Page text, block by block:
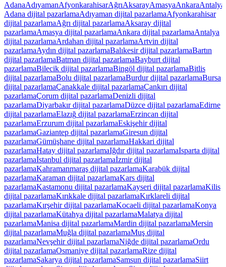
AdanaAdıyamanAfyonkarahisarAğrıAksarayAmasyaAnkaraAntalya
Adana dijital pazarlamaAdıyaman dijital pazarlamaAfyonkarahisar
dijital pazarlamaAğrı dijital pazarlamaAksaray dijital
pazarlamaAmasya dijital pazarlamaAnkara dijital pazarlamaAntalya
dijital pazarlamaArdahan dijital pazarlamaArtvin dijital
pazarlamaAydın dijital pazarlamaBalıkesirdijital pazarlamaBartın
dijital pazarlamaBatman dijital pazarlamaBayburtdijital
pazarlamaBilecik dijital pazarlamaBingöl dijital pazarlamaBitlis
dijital pazarlamaBolu dijital pazarlamaBurdurdijital pazarlamaBursa
dijital pazarlamaÇanakkale dijital pazarlamaÇankırı dijital
pazarlamaÇorum dijital pazarlamaDenizli dijital
pazarlamaDiyarbakırdijital pazarlamaDüzce dijital pazarlamaEdirne
dijital pazarlamaElazığ dijital pazarlamaErzincan dijital
pazarlamaErzurum dijital pazarlamaEskişehirdijital
pazarlamaGaziantep dijital pazarlamaGiresun dijital
pazarlamaGümüşhane dijital pazarlamaHakkari dijital
pazarlamaHatay dijital pazarlamaIğdırdijital pazarlamaIsparta dijital
pazarlamaİstanbul dijital pazarlamaİzmirdijital
pazarlamaKahramanmaraş dijital pazarlamaKarabük dijital
pazarlamaKaraman dijital pazarlamaKars dijital
pazarlamaKastamonu dijital pazarlamaKayseri dijital pazarlamaKilis
dijital pazarlamaKırıkkale dijital pazarlamaKırklareli dijital
pazarlamaKırşehirdijital pazarlamaKocaeli dijital pazarlamaKonya
dijital pazarlamaKütahya dijital pazarlamaMalatya dijital
pazarlamaManisa dijital pazarlamaMardin dijital pazarlamaMersin
dijital pazarlamaMuğla dijital pazarlamaMuş dijital
pazarlamaNevşehirdijital pazarlamaNiğde dijital pazarlamaOrdu
dijital pazarlamaOsmaniye dijital pazarlamaRize dijital
pazarlamaSakarya dijital pazarlamaSamsun dijital pazarlamaSiirt